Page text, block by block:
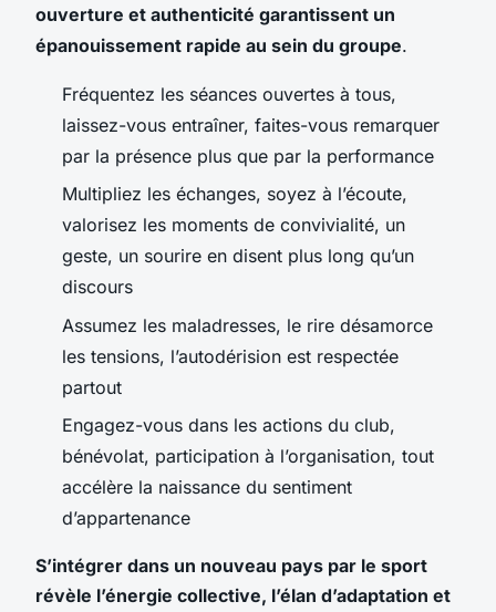
ouverture et authenticité garantissent un
épanouissement rapide au sein du groupe.
Fréquentez les séances ouvertes à tous,
laissez-vous entraîner, faites-vous remarquer
par la présence plus que par la performance
Multipliez les échanges, soyez à l’écoute,
valorisez les moments de convivialité, un
geste, un sourire en disent plus long qu’un
discours
Assumez les maladresses, le rire désamorce
les tensions, l’autodérision est respectée
partout
Engagez-vous dans les actions du club,
bénévolat, participation à l’organisation, tout
accélère la naissance du sentiment
d’appartenance
S’intégrer dans un nouveau pays par le sport
révèle l’énergie collective, l’élan d’adaptation et